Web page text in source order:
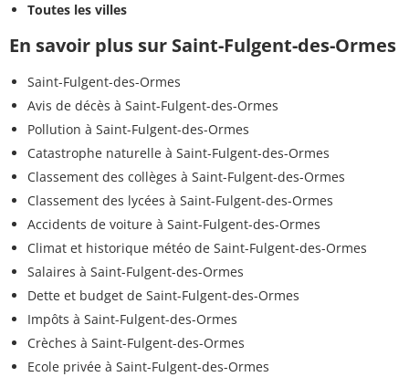
Toutes les villes
En savoir plus sur Saint-Fulgent-des-Ormes
Saint-Fulgent-des-Ormes
Avis de décès à Saint-Fulgent-des-Ormes
Pollution à Saint-Fulgent-des-Ormes
Catastrophe naturelle à Saint-Fulgent-des-Ormes
Classement des collèges à Saint-Fulgent-des-Ormes
Classement des lycées à Saint-Fulgent-des-Ormes
Accidents de voiture à Saint-Fulgent-des-Ormes
Climat et historique météo de Saint-Fulgent-des-Ormes
Salaires à Saint-Fulgent-des-Ormes
Dette et budget de Saint-Fulgent-des-Ormes
Impôts à Saint-Fulgent-des-Ormes
Crèches à Saint-Fulgent-des-Ormes
Ecole privée à Saint-Fulgent-des-Ormes